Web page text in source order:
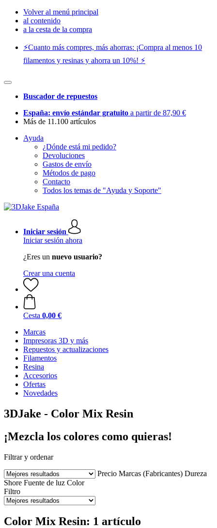
Volver al menú principal
al contenido
a la cesta de la compra
⚡️Cuanto más compres, más ahorras: ¡Compra al menos 10
filamentos y resinas y ahorra un 10%! ⚡️
Buscador de repuestos
España: envío estándar gratuito a partir de 87,90 €
Más de 11.100 artículos
Ayuda
¿Dónde está mi pedido?
Devoluciones
Gastos de envío
Métodos de pago
Contacto
Todos los temas de "Ayuda y Soporte"
Iniciar sesión
Iniciar sesión ahora
¿Eres un nuevo usuario?
Crear una cuenta
Cesta 0,00 €
Marcas
Impresoras 3D y más
Repuestos y actualizaciones
Filamentos
Resina
Accesorios
Ofertas
Novedades
3DJake - Color Mix Resin
¡Mezcla los colores como quieras!
Filtrar y ordenar
Precio Marcas (Fabricantes) Dureza
Shore Fuente de luz Color
Filtro
Color Mix Resin: 1 artículo